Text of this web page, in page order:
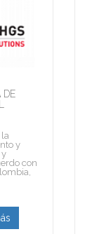
DE
la
y
y
con